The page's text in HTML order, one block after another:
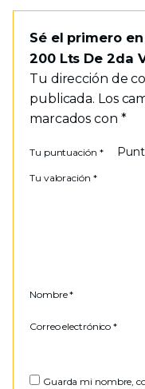
Sé el primero
200 Lts De 2da
Tu dirección de
publicada. Los
marcados con *
Tu puntuación *
Tu valoración *
Nombre*
Correo electrónico*
Guarda mi nombre,